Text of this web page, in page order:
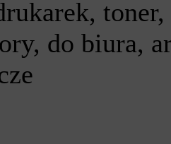
do biura,